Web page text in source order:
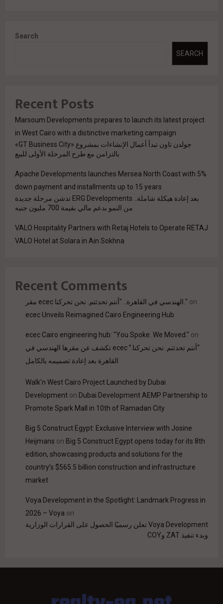
Search
SEARCH
Recent Posts
Marsoum Developments prepares to launch its latest project
in West Cairo with a distinctive marketing campaign
جولدن تاون تبدأ أعمال الإنشاءات بمشروع «GT Business City»
بالتزامن مع طرح المرحلة الأولى للبيع
Apache Developments launches Mersea North Coast with 5%
down payment and installments up to 15 years
بعد إعادة هيكلة شاملة.. ERG Developments تدشن مرحلة جديدة
من النمو بدعم مالي بقيمة 700 مليون جنيه
VALO Hospitality Partners with Retaj Hotels to Operate RETAJ
VALO Hotel at Solara in Ain Sokhna
Recent Comments
مقر ecec الهندسي في القاهرة.. "أنتم تحدثتم. نحن تحركنا." on
ecec Unveils Reimagined Cairo Engineering Hub
ecec Cairo engineering hub: "You Spoke. We Moved." on
“أنتم تحدثتم. نحن تحركنا.” ecec تكشف عن مقرها الهندسي في
القاهرة بعد إعادة تصميمه بالكامل
Walk'n West Cairo Project Launched by Dubai
Development on Dubai Development AEMP Partnership to
Promote Spark Mall in 10th of Ramadan City
Big 5 Construct Egypt: Exclusive Interview with Josine
Heijmans on Big 5 Construct Egypt opens today for its 8th
edition, showcasing products and solutions for the
country’s $565.5 billion construction and infrastructure
market
Voya Development in the Spotlight: Landmark Progress in
2026 – Voya on
Voya Development تعلن رسميًا الحصول على القرارات الوزارية
وبدء تنفيذ ZAT وCOY